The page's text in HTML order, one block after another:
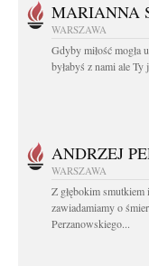
MARIANNA
WARSZAWA
Gdyby miłość mogła
byłabyś z nami ale
ANDRZEJ
WARSZAWA
Z głębokim
zawiadamiamy o
Perzanowskiego...